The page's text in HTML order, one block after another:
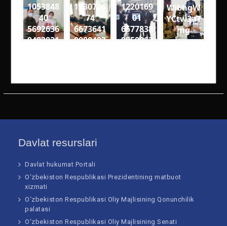
1053848
40
5692636
9402831
62468 n
1230796
74
6673641
0088493
46289 n
1220169
01
6577838
9850962
79184 n
WibhgW
YCtw3aT
mg
Davlat resurslari
Davlat hukumat Portali
O‘zbekiston Respublikasi Prezidentining matbuot
xizmati
O‘zbekiston Respublikasi Oliy Majlisining Qonunchilik
palatasi
O‘zbekiston Respublikasi Oliy Majlisining Senati